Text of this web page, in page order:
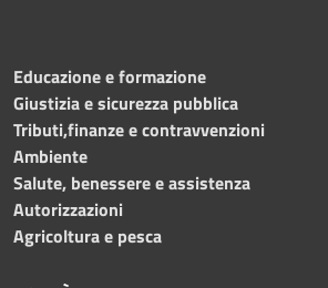
Educazione e formazione
Giustizia e sicurezza pubblica
Tributi,finanze e contravvenzioni
Ambiente
Salute, benessere e assistenza
Autorizzazioni
Agricoltura e pesca